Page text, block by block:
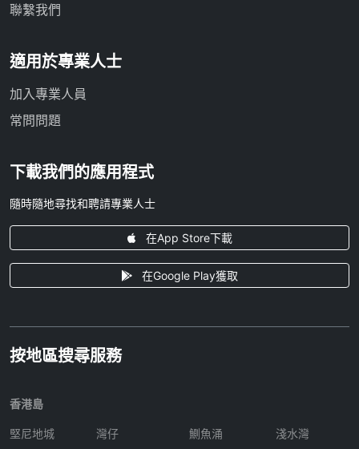
聯繫我們
適用於專業人士
加入專業人員
常問問題
下載我們的應用程式
隨時隨地尋找和聘請專業人士
在App Store下載
在Google Play獲取
按地區搜尋服務
香港島
堅尼地城
灣仔
鰂魚涌
淺水灣